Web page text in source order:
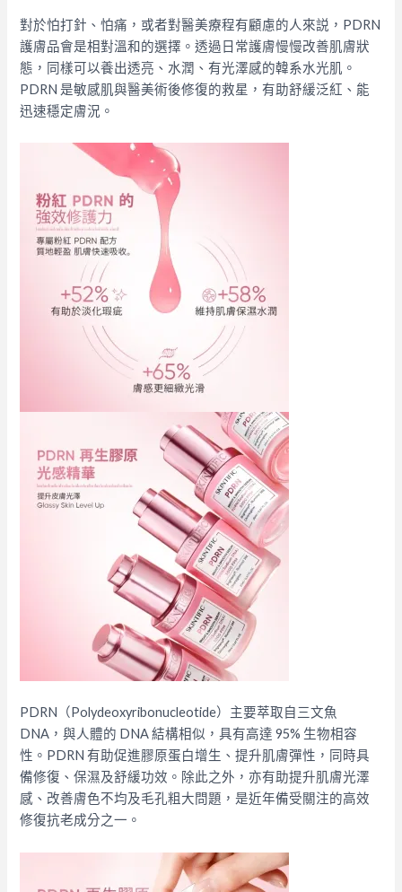
對於怕打針、怕痛，或者對醫美療程有顧慮的人來説，PDRN
護膚品會是相對溫和的選擇。透過日常護膚慢慢改善肌膚狀
態，同樣可以養出透亮、水潤、有光澤感的韓系水光肌。
PDRN 是敏感肌與醫美術後修復的救星，有助舒緩泛紅、能
迅速穩定膚況。
PDRN（Polydeoxyribonucleotide）主要萃取自三文魚
DNA，與人體的 DNA 結構相似，具有高達 95% 生物相容
性。PDRN 有助促進膠原蛋白增生、提升肌膚彈性，同時具
備修復、保濕及舒緩功效。除此之外，亦有助提升肌膚光澤
感、改善膚色不均及毛孔粗大問題，是近年備受關注的高效
修復抗老成分之一。